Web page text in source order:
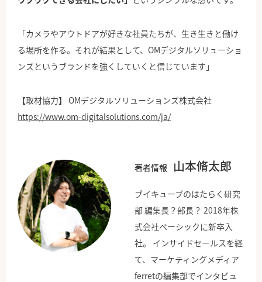
「カメラやアウトドアが好きな社員たちが、生き生きと働け
る場所を作る。それが結果として、OMデジタルソリューショ
ンズというブランドを強くしていくと信じています」
【取材協力】 OMデジタルソリューションズ株式会社
https://www.om-digitalsolutions.com/ja/
著者情報 山本脩太郎
ブイキューブのはたらく研究
部 編集長？部長？ 2018年株
式会社ベーシックに新卒入
社。 インサイドセールスを経
て、マーケティングメディア
ferretの編集部でインタビュ